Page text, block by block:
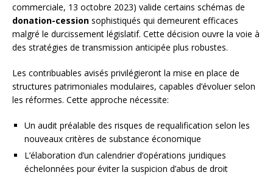
commerciale, 13 octobre 2023) valide certains schémas de
donation-cession sophistiqués qui demeurent efficaces
malgré le durcissement législatif. Cette décision ouvre la voie à
des stratégies de transmission anticipée plus robustes.
Les contribuables avisés privilégieront la mise en place de
structures patrimoniales modulaires, capables d’évoluer selon
les réformes. Cette approche nécessite:
Un audit préalable des risques de requalification selon les
nouveaux critères de substance économique
L’élaboration d’un calendrier d’opérations juridiques
échelonnées pour éviter la suspicion d’abus de droit